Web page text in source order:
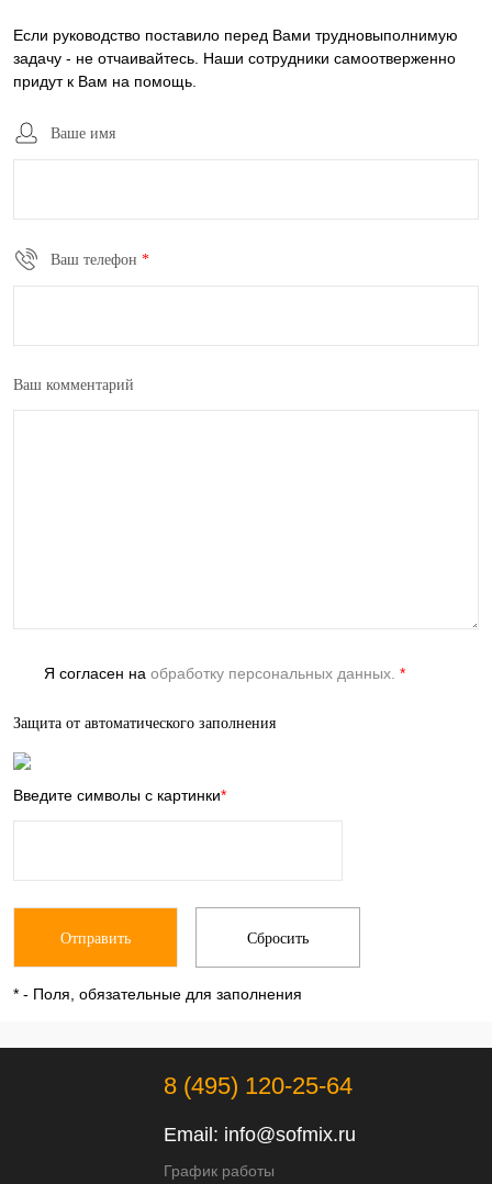
Если руководство поставило перед Вами трудновыполнимую
задачу - не отчаивайтесь. Наши сотрудники самоотверженно
придут к Вам на помощь.
Ваше имя
Ваш телефон *
Ваш комментарий
Я согласен на обработку персональных данных. *
Защита от автоматического заполнения
Введите символы с картинки*
* - Поля, обязательные для заполнения
8 (495) 120-25-64
Email: info@sofmix.ru
График работы